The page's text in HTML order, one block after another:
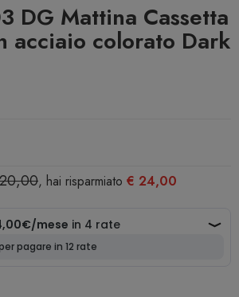
DG Mattina Cassetta
acciaio colorato Dark
, hai risparmiato € 24,00